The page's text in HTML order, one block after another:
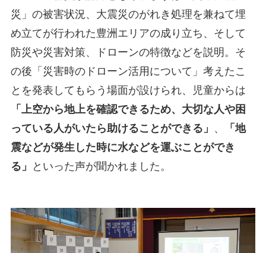
災」の被害状況、大震災のがれき処理を兼ねて埋
め立てが行われた豊洲エリアの成り立ち、そして
防災や災害対策、ドローンの特徴などを説明。そ
の後「災害時のドローン活用について」考えたこ
とを発表してもらう場面が設けられ、児童からは
「上空から地上を確認できるため、大切な人や困
っている人がいたら助けることができる」 、
「地
震などが発生した時に水などを運ぶことができ
る」
といった声が聞かれました。